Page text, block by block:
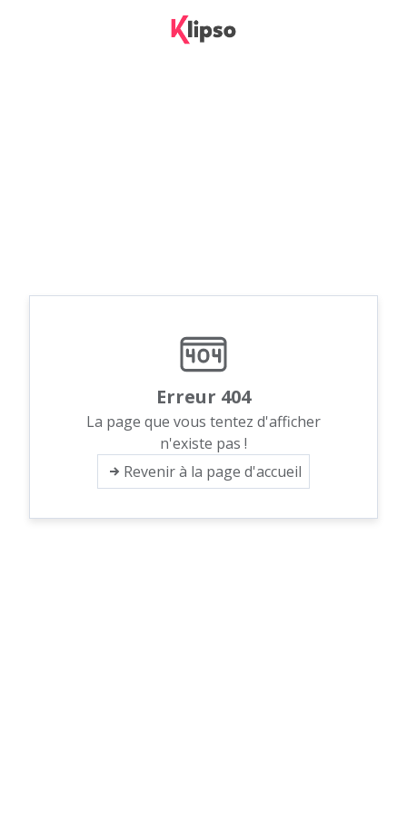
Erreur 404
La page que vous tentez d'afficher
n'existe pas !
Revenir à la page d'accueil